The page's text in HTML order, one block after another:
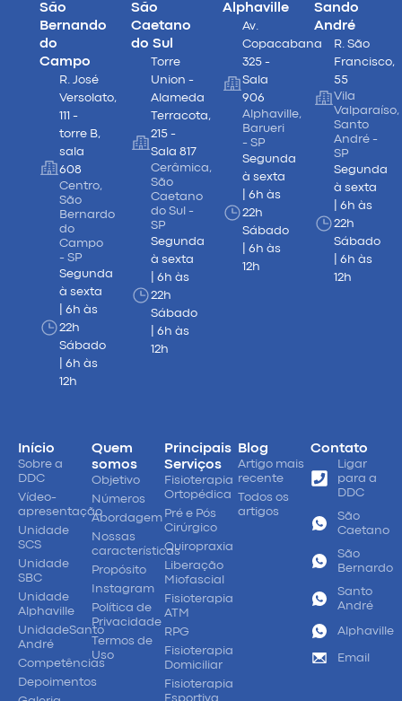
São
Bernando
do
Campo
R. José
Versolato,
111 -
torre B,
sala
608
Centro,
São
Bernardo
do
Campo
- SP
Segunda
à sexta
| 6h às
22h
Sábado
| 6h às
12h
São
Caetano
do Sul
Torre
Union -
Alameda
Terracota,
215 -
Sala 817
Cerâmica,
São
Caetano
do Sul -
SP
Segunda
à sexta
| 6h às
22h
Sábado
| 6h às
12h
Alphaville
Av.
Copacabana
325 -
Sala
906
Alphaville,
Barueri
- SP
Segunda
à sexta
| 6h às
22h
Sábado
| 6h às
12h
Sando
André
R. São
Francisco,
55
Vila
Valparaíso,
Santo
André -
SP
Segunda
à sexta
| 6h às
22h
Sábado
| 6h às
12h
Início
Sobre a
DDC
Vídeo-
apresentação
Unidade
SCS
Unidade
SBC
Unidade
Alphaville
UnidadeSanto
André
Competências
Depoimentos
Quem
somos
Objetivo
Números
Abordagem
Nossas
características
Propósito
Instagram
Política de
Privacidade
Termos de
Uso
Principais
Serviços
Fisioterapia
Ortopédica
Pré e Pós
Cirúrgico
Quiropraxia
Liberação
Miofascial
Fisioterapia
ATM
RPG
Fisioterapia
Domiciliar
Fisioterapia
Esportiva
Blog
Artigo mais
recente
Todos os
artigos
Contato
Ligar
para a
DDC
São
Caetano
São
Bernardo
Santo
André
Alphaville
Email